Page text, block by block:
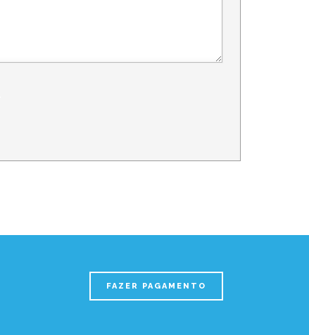
FAZER PAGAMENTO